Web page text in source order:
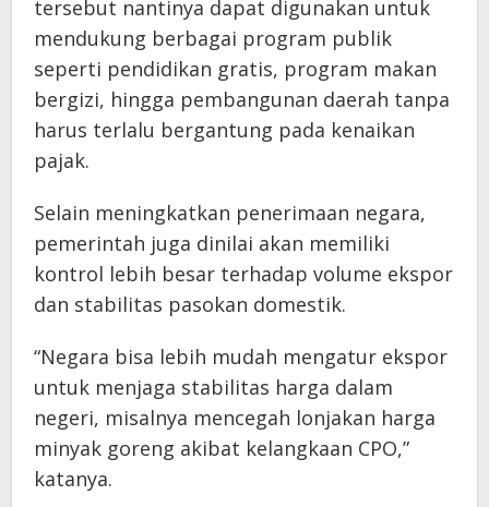
tersebut nantinya dapat digunakan untuk
mendukung berbagai program publik
seperti pendidikan gratis, program makan
bergizi, hingga pembangunan daerah tanpa
harus terlalu bergantung pada kenaikan
pajak.
Selain meningkatkan penerimaan negara,
pemerintah juga dinilai akan memiliki
kontrol lebih besar terhadap volume ekspor
dan stabilitas pasokan domestik.
“Negara bisa lebih mudah mengatur ekspor
untuk menjaga stabilitas harga dalam
negeri, misalnya mencegah lonjakan harga
minyak goreng akibat kelangkaan CPO,”
katanya.